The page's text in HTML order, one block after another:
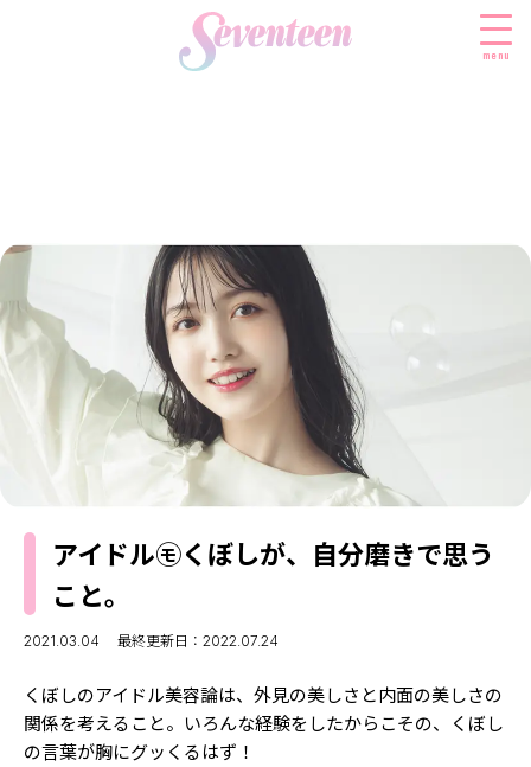
menu
FASHION
ファッションニュース
モデル私服
着回し
着痩せ
BEAUTY
ビューティニュース
トレンドメイク
ベストコスメ
ヘアアレンジ・ヘアケア
スキンケア
SCHOOL
スクールニュース
制服コーデ
学校ヘアメイク
勉強・受験・進路
ENTERTAINMENT
エンタメニュース
なにわ男子
K-POP
LIFESTYLE
ライフスタイルニュース
JKランキング・アワード
モデルの購入品
おでかけ
JK TREND
MODELS
MODEL'S BLOG
TikTok
Instagram
YouTube
アイドル㋲くぼしが、自分磨きで思う
こと。
2021.03.04 最終更新日：2022.07.24
くぼしのアイドル美容論は、外見の美しさと内面の美しさの
関係を考えること。いろんな経験をしたからこその、くぼし
の言葉が胸にグッくるはず！